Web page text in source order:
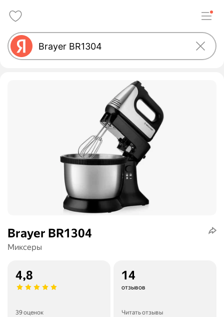
Brayer BR1304
Миксеры
4,8
39 оценок
14
отзывов
Читать отзывы